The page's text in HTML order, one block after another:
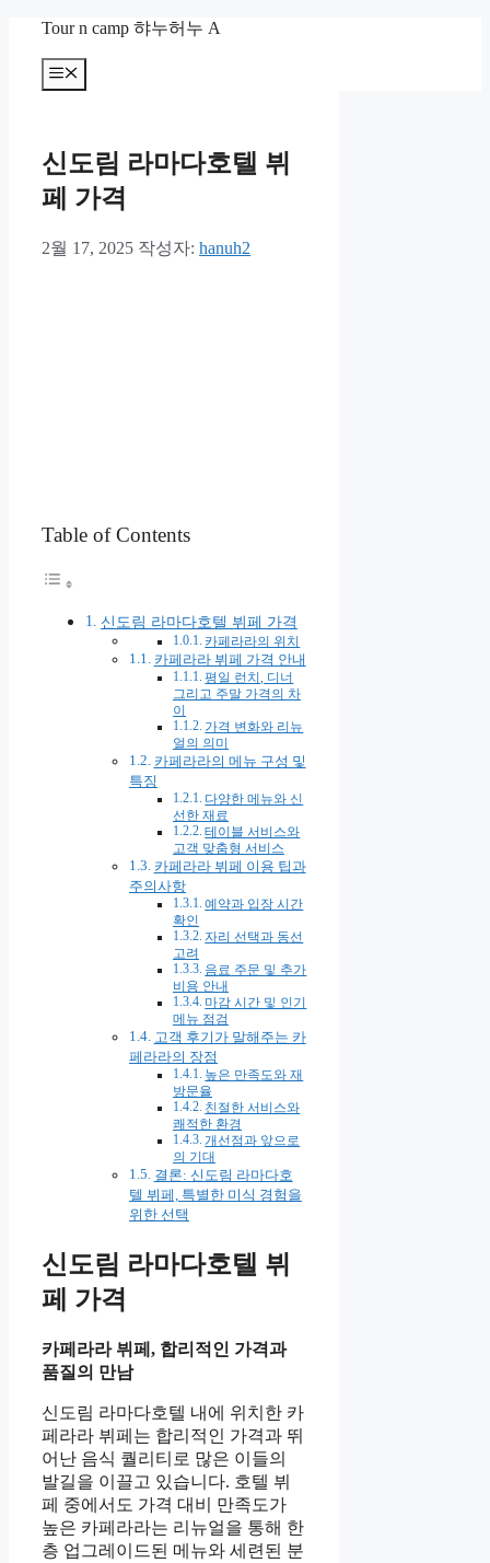
Tour n camp 햐누허누 A
메
뉴
신도림 라마다호텔 뷔
페 가격
2월 17, 2025 작성자: hanuh2
Table of Contents
신도림 라마다호텔 뷔페 가격
카페라라의 위치
카페라라 뷔페 가격 안내
평일 런치, 디너
그리고 주말 가격의 차
이
가격 변화와 리뉴
얼의 의미
카페라라의 메뉴 구성 및
특징
다양한 메뉴와 신
선한 재료
테이블 서비스와
고객 맞춤형 서비스
카페라라 뷔페 이용 팁과
주의사항
예약과 입장 시간
확인
자리 선택과 동선
고려
음료 주문 및 추가
비용 안내
마감 시간 및 인기
메뉴 점검
고객 후기가 말해주는 카
페라라의 장점
높은 만족도와 재
방문율
친절한 서비스와
쾌적한 환경
개선점과 앞으로
의 기대
결론: 신도림 라마다호
텔 뷔페, 특별한 미식 경험을
위한 선택
신도림 라마다호텔 뷔
페 가격
카페라라 뷔페, 합리적인 가격과
품질의 만남
신도림 라마다호텔 내에 위치한 카
페라라 뷔페는 합리적인 가격과 뛰
어난 음식 퀄리티로 많은 이들의
발길을 이끌고 있습니다. 호텔 뷔
페 중에서도 가격 대비 만족도가
높은 카페라라는 리뉴얼을 통해 한
층 업그레이드된 메뉴와 세련된 분